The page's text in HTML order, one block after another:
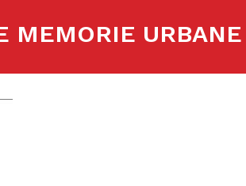
URBANE